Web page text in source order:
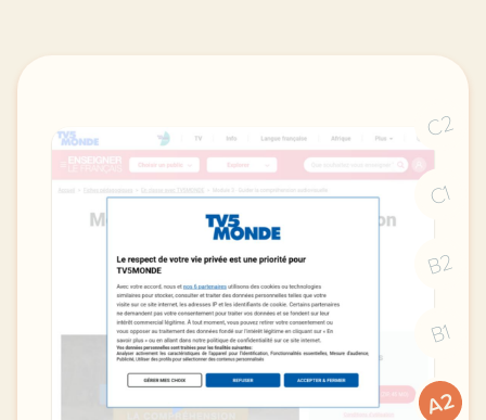
C2
C1
B2
B1
A2